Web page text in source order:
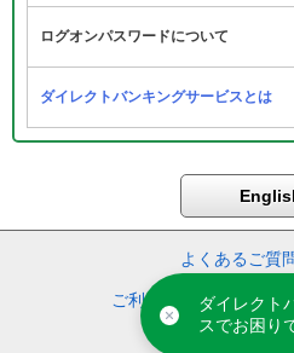
ログオンパスワードについて
ダイレクトバンキングサービスとは
よくあるご質
ご利用ガイド |セキ
株式会社セブ
ダイレクト
スでお困り